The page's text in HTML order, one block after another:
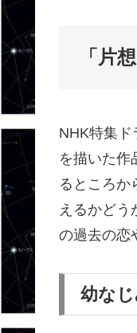
「片
NHK特集
を描いた作
るところか
えるかどう
の過去の恋
幼な